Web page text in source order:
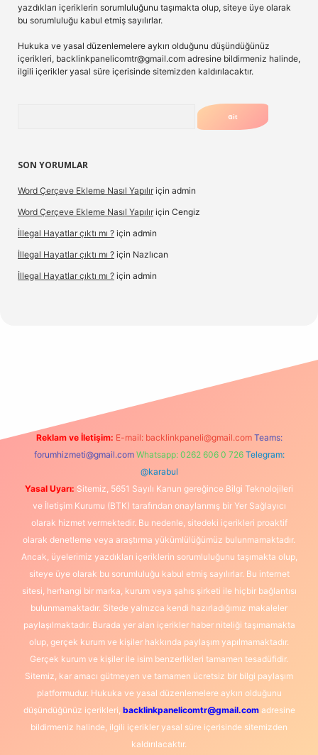
yazdıkları içeriklerin sorumluluğunu taşımakta olup, siteye üye olarak
bu sorumluluğu kabul etmiş sayılırlar.
Hukuka ve yasal düzenlemelere aykırı olduğunu düşündüğünüz
içerikleri, backlinkpanelicomtr@gmail.com adresine bildirmeniz halinde,
ilgili içerikler yasal süre içerisinde sitemizden kaldırılacaktır.
SON YORUMLAR
Word Çerçeve Ekleme Nasıl Yapılır için admin
Word Çerçeve Ekleme Nasıl Yapılır için Cengiz
İllegal Hayatlar çıktı mı ? için admin
İllegal Hayatlar çıktı mı ? için Nazlıcan
İllegal Hayatlar çıktı mı ? için admin
Reklam ve İletişim: E-mail: backlinkpaneli@gmail.com Teams:
forumhizmeti@gmail.com Whatsapp: 0262 606 0 726 Telegram:
@karabul
Yasal Uyarı: Sitemiz, 5651 Sayılı Kanun gereğince Bilgi Teknolojileri
ve İletişim Kurumu (BTK) tarafından onaylanmış bir Yer Sağlayıcı
olarak hizmet vermektedir. Bu nedenle, sitedeki içerikleri proaktif
olarak denetleme veya araştırma yükümlülüğümüz bulunmamaktadır.
Ancak, üyelerimiz yazdıkları içeriklerin sorumluluğunu taşımakta olup,
siteye üye olarak bu sorumluluğu kabul etmiş sayılırlar. Bu internet
sitesi, herhangi bir marka, kurum veya şahıs şirketi ile hiçbir bağlantısı
bulunmamaktadır. Sitede yalnızca kendi hazırladığımız makaleler
paylaşılmaktadır. Burada yer alan içerikler haber niteliği taşımamakta
olup, gerçek kurum ve kişiler hakkında paylaşım yapılmamaktadır.
Gerçek kurum ve kişiler ile isim benzerlikleri tamamen tesadüfidir.
Sitemiz, kar amacı gütmeyen ve tamamen ücretsiz bir bilgi paylaşım
platformudur. Hukuka ve yasal düzenlemelere aykırı olduğunu
düşündüğünüz içerikleri, backlinkpanelicomtr@gmail.comadresine
bildirmeniz halinde, ilgili içerikler yasal süre içerisinde sitemizden
kaldırılacaktır.